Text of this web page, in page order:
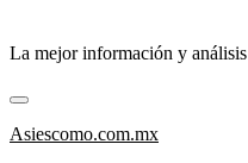
La mejor información y análisis
Menú
primario
Asiescomo.com.mx